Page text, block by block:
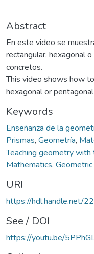
Abstract
En este video se
rectangular, hexagonal
concretos.
This video shows how
hexagonal or
Keywords
Enseñanza de la
Prismas, Geometría,
Teaching geometry with
Mathematics,
URI
https://hdl.handle.net/
See / DOI
https://youtu.be/